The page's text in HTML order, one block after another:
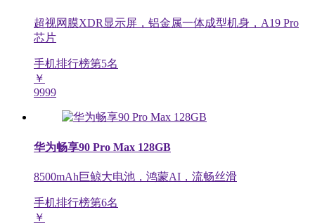
超视网膜XDR显示屏，铝金属一体成型机身，A19 Pro
芯片
手机排行榜第5名
￥
9999
华为畅享90 Pro Max 128GB
8500mAh巨鲸大电池，鸿蒙AI，流畅丝滑
手机排行榜第6名
￥